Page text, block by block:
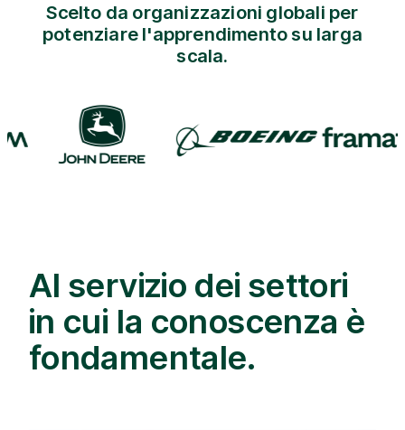
Scelto da organizzazioni globali per
potenziare l'apprendimento su larga
scala.
Al servizio dei settori
in cui la conoscenza è
fondamentale.